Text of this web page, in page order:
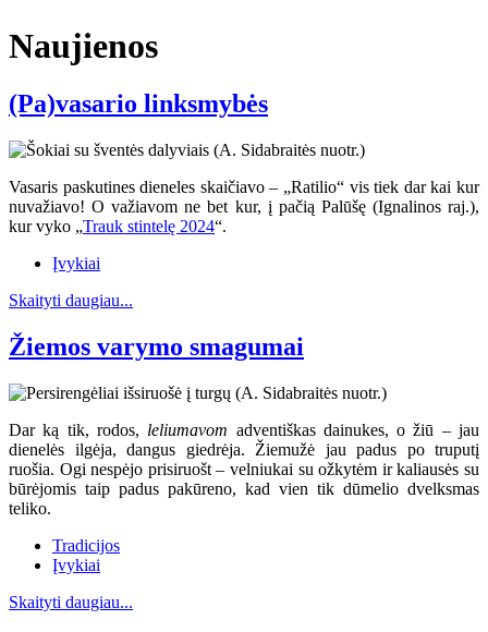
Naujienos
(Pa)vasario linksmybės
Vasaris paskutines dieneles skaičiavo – „Ratilio“ vis tiek dar kai kur
nuvažiavo! O važiavom ne bet kur, į pačią Palūšę (Ignalinos raj.),
kur vyko „Trauk stintelę 2024“.
Įvykiai
Skaityti daugiau...
Žiemos varymo smagumai
Dar ką tik, rodos, leliumavom adventiškas dainukes, o žiū – jau
dienelės ilgėja, dangus giedrėja. Žiemužė jau padus po truputį
ruošia. Ogi nespėjo prisiruošt – velniukai su ožkytėm ir kaliausės su
būrėjomis taip padus pakūreno, kad vien tik dūmelio dvelksmas
teliko.
Tradicijos
Įvykiai
Skaityti daugiau...